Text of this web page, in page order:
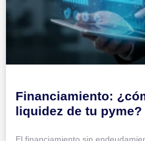
Financiamiento:
liquidez de tu pyme?